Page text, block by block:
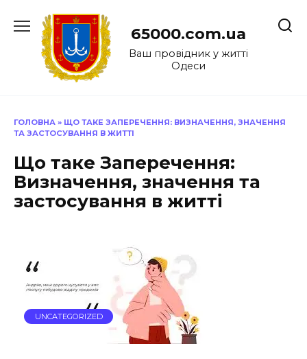
до
65000.com.ua
Ваш провідник у житті
Одеси
ГОЛОВНА » ЩО ТАКЕ ЗАПЕРЕЧЕННЯ: ВИЗНАЧЕННЯ, ЗНАЧЕННЯ
ТА ЗАСТОСУВАННЯ В ЖИТТІ
Що таке Заперечення:
Визначення, значення та
застосування в житті
UNCATEGORIZED